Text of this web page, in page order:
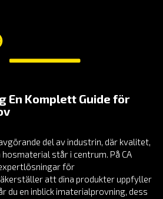
En Komplett Guide för
del av industrin, där kvalitet,
står i centrum. På CA
för
att dina produkter uppfyller
du en inblick imaterialprovning, dess